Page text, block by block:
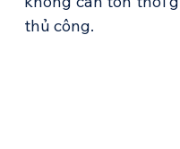
thủ công.